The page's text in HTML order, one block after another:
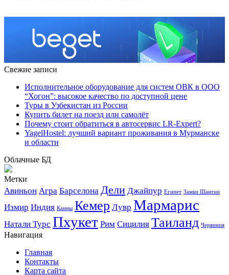
Свежие записи
Исполнительное оборудование для систем ОВК в ООО
“Хогон”: высокое качество по доступной цене
Туры в Узбекистан из России
Купить билет на поезд или самолёт
Почему стоит обратиться в автосервис LR-Expert?
YagelHostel: лучший вариант проживания в Мурманске
и области
Облачные БД
Метки
Авиньон Агра Барселона Дели Джайпур Египет Замки Шантии
Измир Индия Канны Кемер Лувр Мармарис
Натали Турс Пхукет Рим Сицилия Таиланд Червиния
Навигация
Главная
Контакты
Карта сайта